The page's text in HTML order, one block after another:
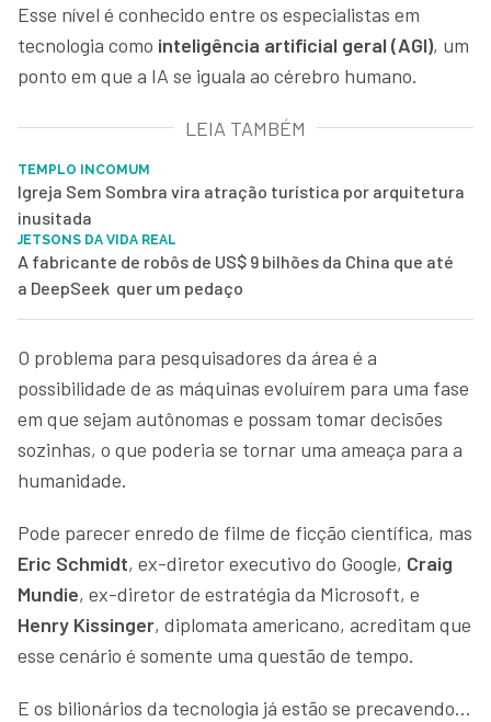
Esse nível é conhecido entre os especialistas em
tecnologia como inteligência artificial geral (AGI), um
ponto em que a IA se iguala ao cérebro humano.
LEIA TAMBÉM
TEMPLO INCOMUM
Igreja Sem Sombra vira atração turística por arquitetura
inusitada
JETSONS DA VIDA REAL
A fabricante de robôs de US$ 9 bilhões da China que até
a DeepSeek quer um pedaço
O problema para pesquisadores da área é a
possibilidade de as máquinas evoluírem para uma fase
em que sejam autônomas e possam tomar decisões
sozinhas, o que poderia se tornar uma ameaça para a
humanidade.
Pode parecer enredo de filme de ficção científica, mas
Eric Schmidt, ex-diretor executivo do Google, Craig
Mundie, ex-diretor de estratégia da Microsoft, e
Henry Kissinger, diplomata americano, acreditam que
esse cenário é somente uma questão de tempo.
E os bilionários da tecnologia já estão se precavendo…